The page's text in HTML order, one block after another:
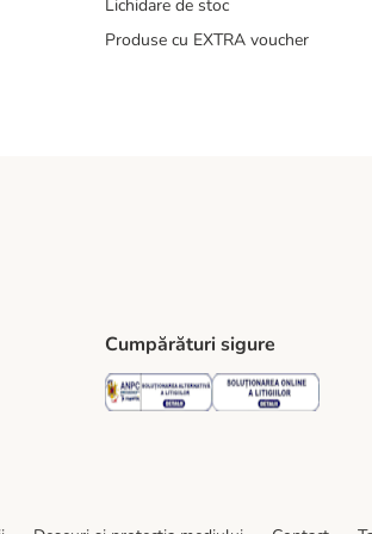
Lichidare de stoc
Produse cu EXTRA voucher
Shipping Method
Cumpărături sigure
Security